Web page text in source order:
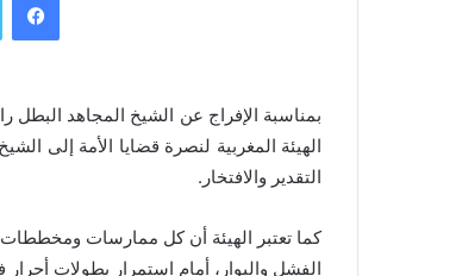
بمناسبة الإفراج عن الشيخ المجاهد
الهيئة المغربية لنصرة قضايا الأمة إلى
التقدير والافتخار.
كما تعتبر الهيئة أن كل ممارسات
الفشل والبوار، أمام استمرار بطولات